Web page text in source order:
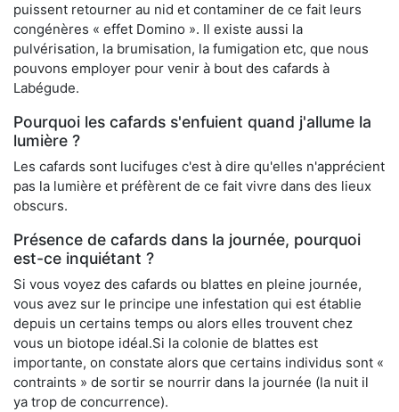
puissent retourner au nid et contaminer de ce fait leurs
congénères « effet Domino ». Il existe aussi la
pulvérisation, la brumisation, la fumigation etc, que nous
pouvons employer pour venir à bout des cafards à
Labégude.
Pourquoi les cafards s'enfuient quand j'allume la
lumière ?
Les cafards sont lucifuges c'est à dire qu'elles n'apprécient
pas la lumière et préfèrent de ce fait vivre dans des lieux
obscurs.
Présence de cafards dans la journée, pourquoi
est-ce inquiétant ?
Si vous voyez des cafards ou blattes en pleine journée,
vous avez sur le principe une infestation qui est établie
depuis un certains temps ou alors elles trouvent chez
vous un biotope idéal.Si la colonie de blattes est
importante, on constate alors que certains individus sont «
contraints » de sortir se nourrir dans la journée (la nuit il
ya trop de concurrence).